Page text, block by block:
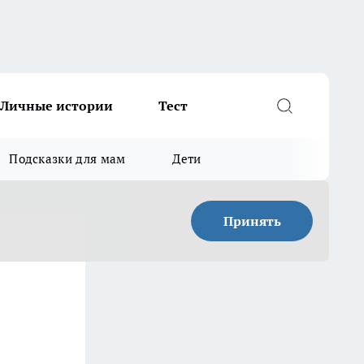
Личные истории Тест
Подсказки для мам Дети
Принять